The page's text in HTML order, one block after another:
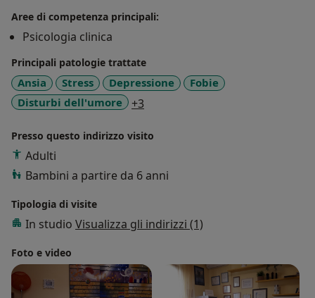
IPRA di Roma. Approfondisco il mio interesse per la
relazione Mente-Cuore-Corpo con formazioni: nel
Training Autogeno di Shultz, il Rilassamento
Progressivo di Jacobson, la Musicoterapia (in
particolare circa gli effetti benefici delle vibrazioni della
voce e degli strumenti a percussione), la Psicofonia e
Mindfulness-Based per interventi di prevenzione e
mantenimento del benessere fisico, psicologico ed
esistenziale (MBSR).
Aree di competenza principali:
Psicologia clinica
Principali patologie trattate
Ansia Stress Depressione
Fobie
Disturbi dell'umore
+3
Presso questo indirizzo visito
Adulti
Bambini a partire da 6 anni
Tipologia di visite
In studio Visualizza gli indirizzi (1)
Foto e video